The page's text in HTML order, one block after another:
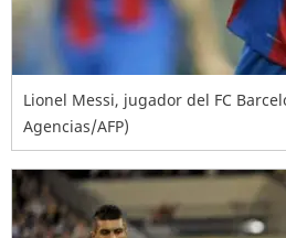
Lionel Messi, jugador del FC
Agencias/AFP)